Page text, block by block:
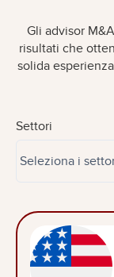
Gli advisor
risultati che
solida
Settori